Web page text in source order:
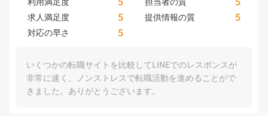
求人満足度 5 提供情報の質 5
対応の早さ 5
いくつかの転職サイトを比較してLINEでのレスポンスが
非常に速く、ノンストレスで転職活動を進めることがで
きました。ありがとうございます。